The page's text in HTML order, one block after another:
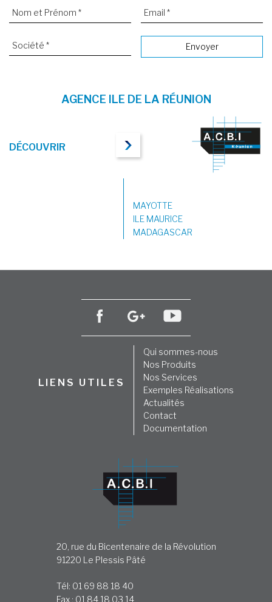
AGENCE ILE DE LA RÉUNION
DÉCOUVRIR
MAYOTTE
ILE MAURICE
MADAGASCAR
LIENS UTILES
Qui sommes-nous
Nos Produits
Nos Services
Exemples Réalisations
Actualités
Contact
Documentation
20, rue du Bicentenaire de la Révolution
91220 Le Plessis Pâté
Tél: 01 69 88 18 40
Fax : 01 84 18 03 14